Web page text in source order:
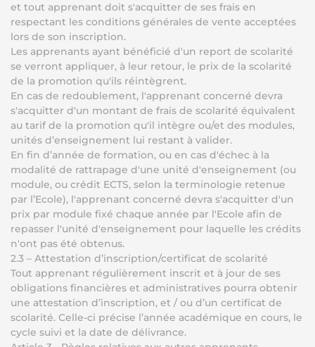
et tout apprenant doit s'acquitter de ses frais en
respectant les conditions générales de vente acceptées
lors de son inscription.
Les apprenants ayant bénéficié d'un report de scolarité
se verront appliquer, à leur retour, le prix de la scolarité
de la promotion qu'ils réintègrent.
En cas de redoublement, l'apprenant concerné devra
s'acquitter d'un montant de frais de scolarité équivalent
au tarif de la promotion qu'il intègre ou/et des modules,
unités d’enseignement lui restant à valider.
En fin d’année de formation, ou en cas d'échec à la
modalité de rattrapage d'une unité d'enseignement (ou
module, ou crédit ECTS, selon la terminologie retenue
par l’Ecole), l'apprenant concerné devra s'acquitter d'un
prix par module fixé chaque année par l'Ecole afin de
repasser l'unité d'enseignement pour laquelle les crédits
n'ont pas été obtenus.
2.3 – Attestation d’inscription/certificat de scolarité
Tout apprenant régulièrement inscrit et à jour de ses
obligations financières et administratives pourra obtenir
une attestation d’inscription, et / ou d’un certificat de
scolarité. Celle-ci précise l’année académique en cours, le
cycle suivi et la date de délivrance.